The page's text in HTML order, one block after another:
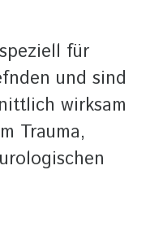
für
und sind
wirksam
Trauma,